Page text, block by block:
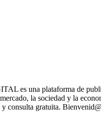
es una plataforma de
la sociedad y la
consulta gratuita.